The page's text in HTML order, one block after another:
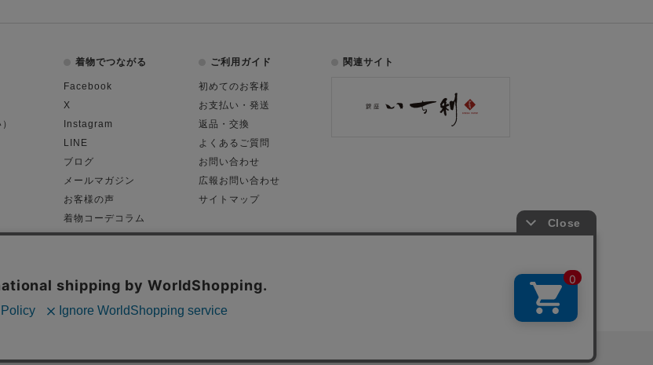
着物でつながる
Facebook
X
Instagram
LINE
ブログ
メールマガジン
お客様の声
着物コーデコラム
ご利用ガイド
初めてのお客様
お支払い・発送
返品・交換
よくあるご質問
お問い合わせ
広報お問い合わせ
サイトマップ
関連サイト